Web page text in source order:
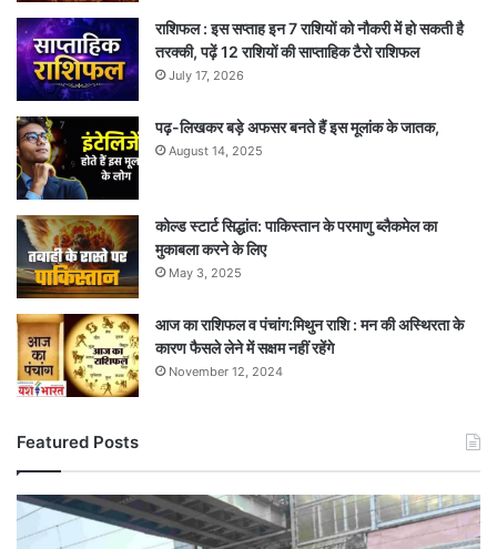
राशिफल : इस सप्ताह इन 7 राशियों को नौकरी में हो सकती है
तरक्की, पढ़ें 12 राशियों की साप्ताहिक टैरो राशिफल
July 17, 2026
पढ़-लिखकर बड़े अफसर बनते हैं इस मूलांक के जातक,
August 14, 2025
कोल्ड स्टार्ट सिद्धांत: पाकिस्तान के परमाणु ब्लैकमेल का
मुकाबला करने के लिए
May 3, 2025
आज का राशिफल व पंचांग:मिथुन राशि : मन की अस्थिरता के
कारण फैसले लेने में सक्षम नहीं रहेंगे
November 12, 2024
Featured Posts
खुशी